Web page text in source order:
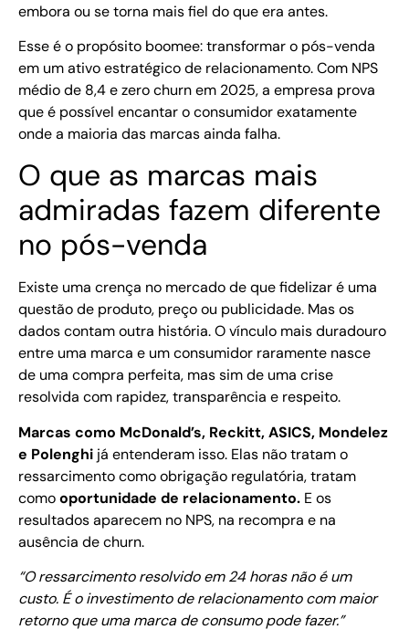
embora ou se torna mais fiel do que era antes.
Esse é o propósito boomee: transformar o pós-venda
em um ativo estratégico de relacionamento. Com NPS
médio de 8,4 e zero churn em 2025, a empresa prova
que é possível encantar o consumidor exatamente
onde a maioria das marcas ainda falha.
O que as marcas mais
admiradas fazem diferente
no pós-venda
Existe uma crença no mercado de que fidelizar é uma
questão de produto, preço ou publicidade. Mas os
dados contam outra história. O vínculo mais duradouro
entre uma marca e um consumidor raramente nasce
de uma compra perfeita, mas sim de uma crise
resolvida com rapidez, transparência e respeito.
Marcas como McDonald’s, Reckitt, ASICS, Mondelez
e Polenghi já entenderam isso. Elas não tratam o
ressarcimento como obrigação regulatória, tratam
comooportunidade de relacionamento. E os
resultados aparecem no NPS, na recompra e na
ausência de churn.
“O ressarcimento resolvido em 24 horas não é um
custo. É o investimento de relacionamento com maior
retorno que uma marca de consumo pode fazer.”